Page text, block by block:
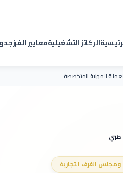
الركائز التشغيليةمعايير الفرز
المهنية المتخصصة
طبي
الغرف التجارية